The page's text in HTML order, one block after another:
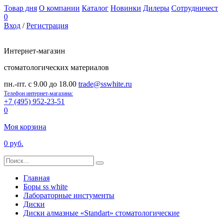
Товар дня О компании Каталог Новинки Дилеры
0
Вход /Регистрация
Интернет-магазин
стоматологических материалов
пн.-пт. с 9.00 до 18.00 trade@sswhite.ru
Телефон интернет-магазина:
+7 (495) 952-23-51
0
Моя корзина
0 руб.
Главная
Боры ss white
Лабораторные инстументы
Диски
Диски алмазные «Standart» стоматологические